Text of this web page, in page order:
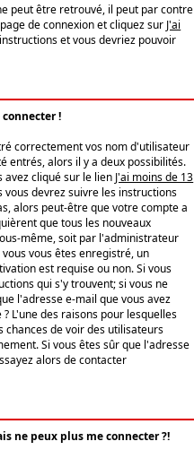
peut être retrouvé, il peut par contre
de connexion et cliquez sur J'ai
et vous devriez pouvoir
!
correctement vos nom d'utilisateur
entrés, alors il y a deux possibilités.
avez cliqué sur le lien J'ai moins de 13
devrez suivre les instructions
alors peut-être que votre compte a
que tous les nouveaux
même, soit par l'administrateur
vous êtes enregistré, un
est requise ou non. Si vous
qui s'y trouvent; si vous ne
l'adresse e-mail que vous avez
L'une des raisons pour lesquelles
chances de voir des utilisateurs
Si vous êtes sûr que l'adresse
alors de contacter
ne peux plus me connecter ?!